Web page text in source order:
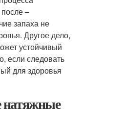
–
запаха не
Другое дело,
устойчивый
если следовать
для здоровья